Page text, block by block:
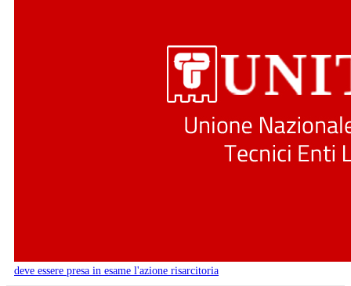
deve essere presa in esame l'azione risarcitoria